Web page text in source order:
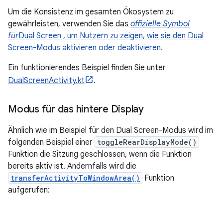
Um die Konsistenz im gesamten Ökosystem zu
gewährleisten, verwenden Sie das offizielle Symbol
fürDual Screen , um Nutzern zu zeigen, wie sie den Dual
Screen-Modus aktivieren oder deaktivieren.
Ein funktionierendes Beispiel finden Sie unter
DualScreenActivity.kt
.
Modus für das hintere Display
Ähnlich wie im Beispiel für den Dual Screen-Modus wird im
folgenden Beispiel einer toggleRearDisplayMode()
Funktion die Sitzung geschlossen, wenn die Funktion
bereits aktiv ist. Andernfalls wird die
transferActivityToWindowArea()
Funktion
aufgerufen: